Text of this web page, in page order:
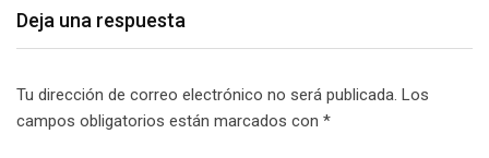
Deja una respuesta
Tu dirección de correo electrónico no será publicada. Los
campos obligatorios están marcados con *